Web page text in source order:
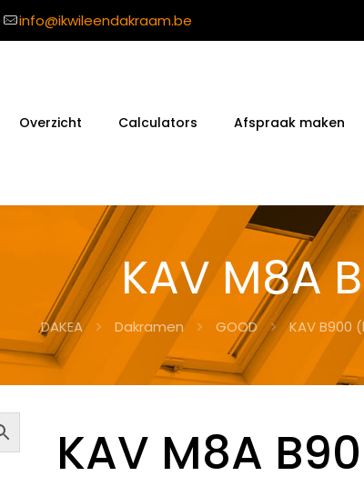
info@ikwileendakraam.be
Overzicht Calculators Afspraak maken
KAV M8A
DAKEA Dakramen GOOD KAV B900
KAV M8A